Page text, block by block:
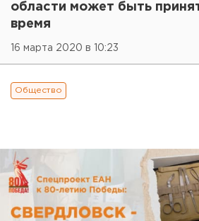
области может быть
время
16 марта 2020 в 10:23
Общество